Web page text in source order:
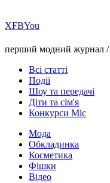
ХFBYou
перший модний журнал /
Всі статті
Події
Шоу та передачі
Діти та сім'я
Конкурси Міс
Мода
Обкладинка
Косметика
Фішки
Відео